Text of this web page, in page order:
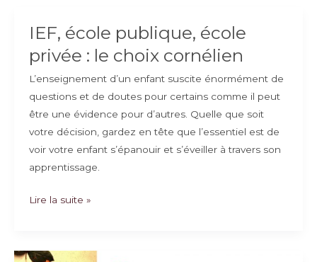
possible
Zoom
sur
570
easi
IEF, école publique, école
privée : le choix cornélien
L’enseignement d’un enfant suscite énormément de
questions et de doutes pour certains comme il peut
être une évidence pour d’autres. Quelle que soit
votre décision, gardez en tête que l’essentiel est de
voir votre enfant s’épanouir et s’éveiller à travers son
apprentissage.
IEF,
école
Lire la suite »